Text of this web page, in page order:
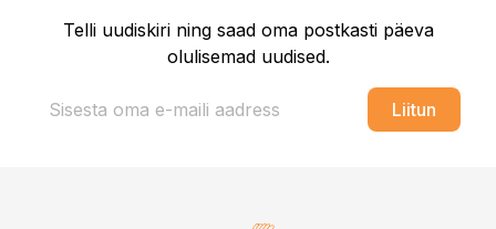
Telli uudiskiri ning saad oma postkasti päeva
olulisemad uudised.
Liitun